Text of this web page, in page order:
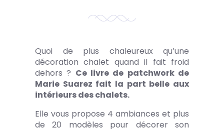
Quoi de plus chaleureux qu’une
décoration chalet quand il fait froid
dehors ? Ce livre de patchwork de
Marie Suarez fait la part belle aux
intérieurs des chalets.
Elle vous propose 4 ambiances et plus
de 20 modèles pour décorer son